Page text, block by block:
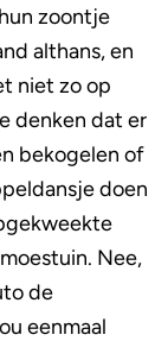
zoontje
althans, en
niet zo op
denken dat er
bekogelen of
doen
Nee,
de
eenmaal